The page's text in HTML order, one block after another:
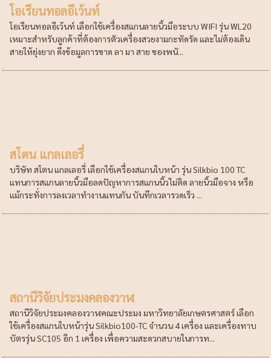
โอเรียนทอลอีเว้นท์
โอเรียนทอลอีเว้นท์ เลือกใช้เครื่องสแกนลายนิ้วมือระบบ WIFI รุ่น WL20
เหมาะสำหรับลูกค้าที่ต้องการตัวเครื่องสวยงามกะทัดรัด และไม่ต้องเดิน
สายให้ยุ่งยาก ดึงข้อมูลการขาด ลา มา สาย ของพนั...
สโตน แกลเลอรี่
บริษัท สโตน แกลเลอรี่ เลือกใช้เครื่องสแกนใบหน้า รุ่น Silkbio 100 TC
แทนการสแกนลายนิ้วมือลดปัญหาการสแกนนิ้วไม่ติด ลายนิ้วมือจาง หรือ
แม้กระทั่งการลงเวลาทำงานแทนกัน บันทึกเวลารวดเร็ว ...
สถานีวิจัยประมงคลองวาฬ
สถานีวิจัยประมงคลองวาฬคณะประมง มหาวิทยาลัยเกษตรศาสตร์ เลือก
ใช้เครื่องสแกนใบหน้ารุ่น Silkbio100-TC จำนวน 4 เครื่อง และเครื่องทาบ
บัตรรุ่น SC105 อีก 1 เครื่อง เพื่อความสะดวกสบายในการท...